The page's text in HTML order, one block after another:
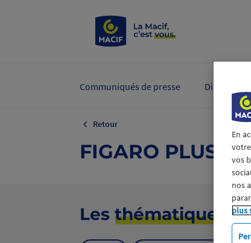
Communiqués de presse Dirigeants
Retour
FIGARO PLUS
Les thématiques
En
vos
nos
plus